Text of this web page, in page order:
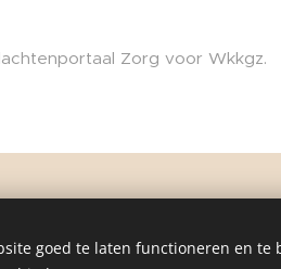
Zorg voor Wkkgz.
goed te laten functioneren en te